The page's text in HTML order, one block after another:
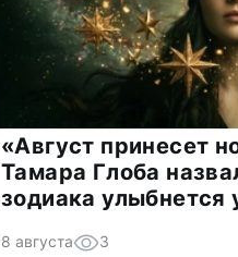
«Август принесет
Тамара Глоба
зодиака улыбнется
8 августа 3